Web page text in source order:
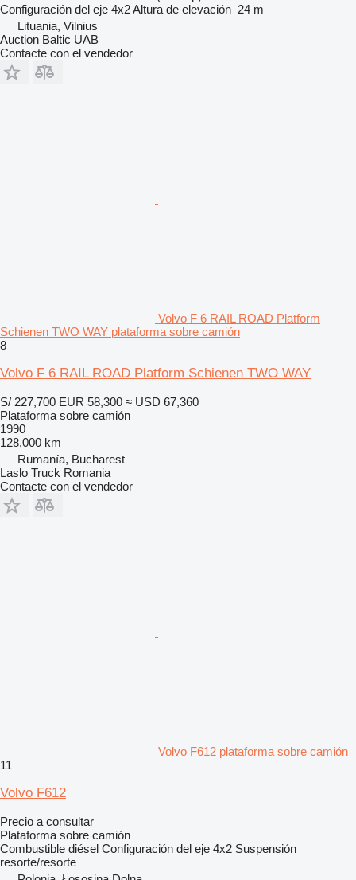
Configuración del eje 4x2Altura de elevación 24 m
Lituania, Vilnius
Auction Baltic UAB
Contacte con el vendedor
Volvo F 6 RAIL ROAD Platform
Schienen TWO WAY plataforma sobre camión
8
Volvo F 6 RAIL ROAD Platform Schienen TWO WAY
S/ 227,700 EUR 58,300 ≈ USD 67,360
Plataforma sobre camión
1990
128,000 km
Rumanía, Bucharest
Laslo Truck Romania
Contacte con el vendedor
Volvo F612 plataforma sobre camión
11
Volvo F612
Precio a consultar
Plataforma sobre camión
Combustible diésel Configuración del eje 4x2 Suspensión
resorte/resorte